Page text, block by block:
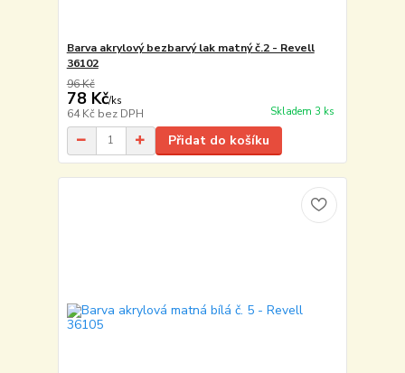
Barva akrylový bezbarvý lak matný č.2 - Revell
36102
96 Kč
78 Kč/ks
64 Kč bez DPH Skladem 3 ks
Přidat do košíku